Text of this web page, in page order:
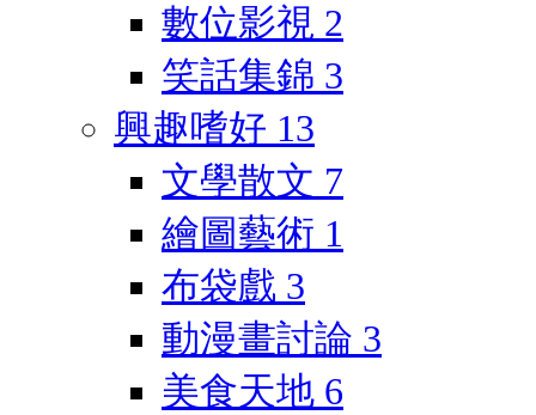
數位影視 2
笑話集錦 3
興趣嗜好 13
文學散文 7
繪圖藝術 1
布袋戲 3
動漫畫討論 3
美食天地 6